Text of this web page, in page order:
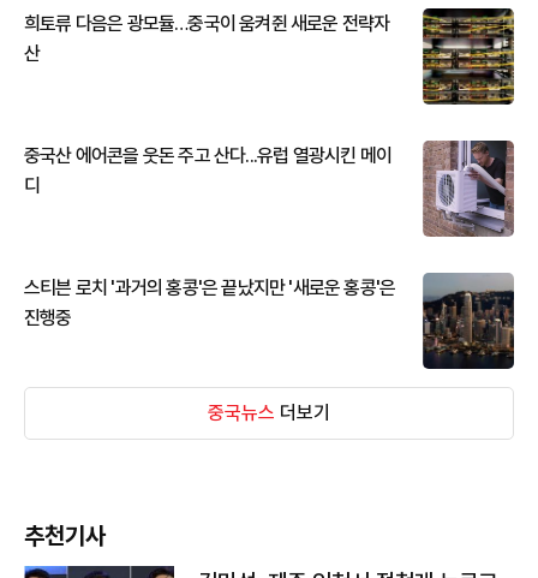
희토류 다음은 광모듈…중국이 움켜쥔 새로운 전략자
산
중국산 에어콘을 웃돈 주고 산다...유럽 열광시킨 메이
디
스티븐 로치 '과거의 홍콩'은 끝났지만 '새로운 홍콩'은
진행중
중국뉴스 더보기
추천기사